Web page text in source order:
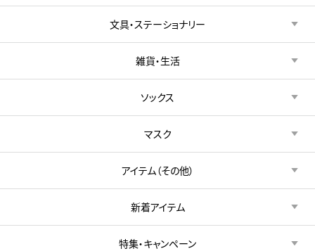
文具・ステーショナリー
雑貨・生活
ソックス
マスク
アイテム（その他）
新着アイテム
特集・キャンペーン